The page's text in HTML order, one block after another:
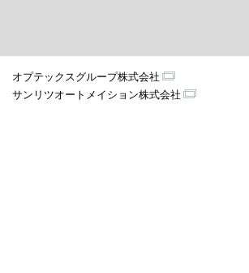
オプテックスグループ株式会社
サンリツオートメイション株式会社